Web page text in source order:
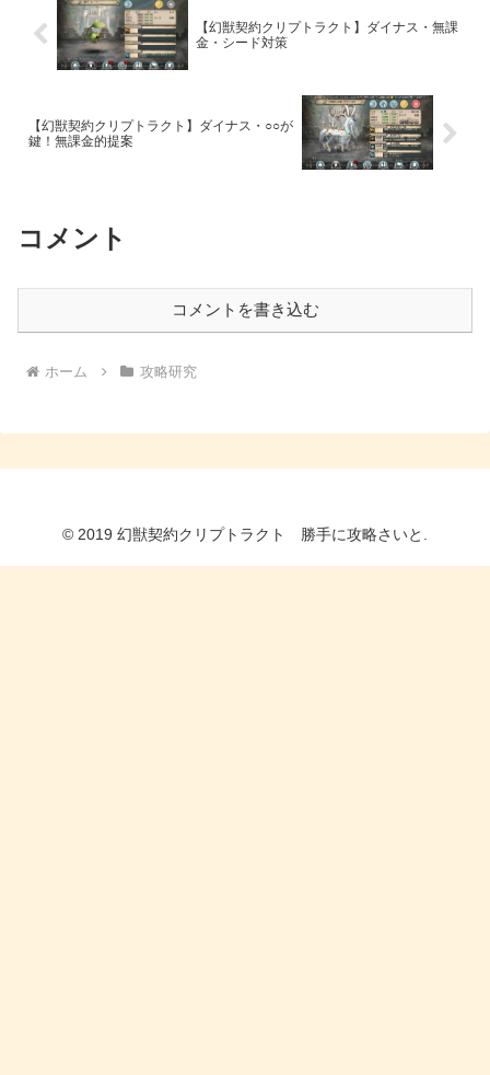
【幻獣契約クリプトラクト】ダイナス・無課
金・シード対策
【幻獣契約クリプトラクト】ダイナス・○○が
鍵！無課金的提案
コメント
コメントを書き込む
ホーム 攻略研究
© 2019 幻獣契約クリプトラクト 勝手に攻略さいと.